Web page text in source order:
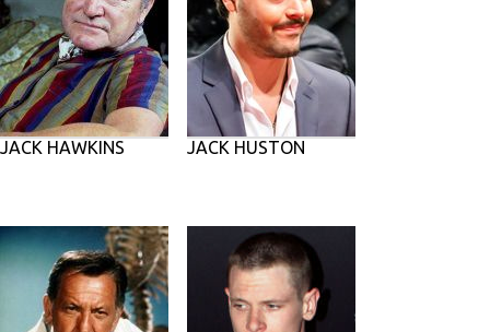
JACK HAWKINS JACK HUSTON